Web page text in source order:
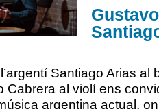
Santiago Arias al
Cabrera al violí ens
argentina actual,